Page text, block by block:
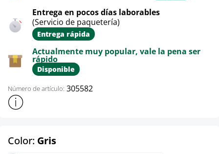
Entrega en pocos días laborables
(Servicio de paquetería)
Entrega rápida
Actualmente muy popular, vale la pena ser
rápido
Disponible
Número de artículo: 305582
Mostrar más información sobre el producto
Color: Grisselect